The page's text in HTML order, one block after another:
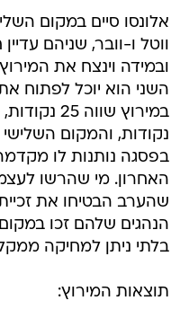
אלונסו סיים במקום
ווטל ו-וובר, שניהם
ובמידה וינצח את
השני הוא יוכל לפתוח
בפסגה נותנות לו
האחרון. מי שהרשו
שהערב הבטיחו את
הנהגים שלהם זכו
בלתי ניתן למחיקה
תוצאות המירוץ: